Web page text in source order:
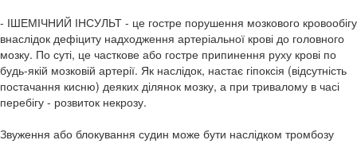
- ІШЕМІЧНИЙ ІНСУЛЬТ - це гостре порушення мозкового кровообігу
внаслідок дефіциту надходження артеріальної крові до головного
мозку. По суті, це часткове або гостре припинення руху крові по
будь-якій мозковій артерії. Як наслідок, настає гіпоксія (відсутність
постачання кисню) деяких ділянок мозку, а при тривалому в часі
перебігу - розвиток некрозу.
Звуження або блокування судин може бути наслідком тромбозу